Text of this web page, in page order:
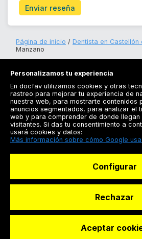
Enviar reseña
Página de inicio Dentista en Castellón
Manzano
Registrarse
Docfav
© Dashboard
Personalizamos tu experiencia
En docfav utilizamos cookies y otras
rastreo para mejorar tu experiencia de
nuestra web, para mostrarte contenidos
anuncios segmentados, para analizar el
web y para comprender de donde llegan
visitantes. Si das tu consentimiento a
usará cookies y datos:
Más información sobre cómo Google
Configurar
Rechazar
Aceptar